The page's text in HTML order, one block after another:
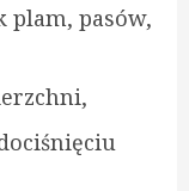
plam, pasów,